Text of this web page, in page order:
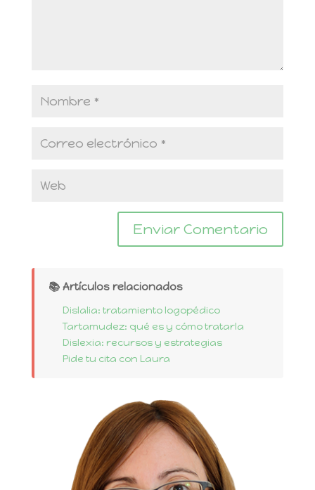
📚 Artículos relacionados
Dislalia: tratamiento logopédico
Tartamudez: qué es y cómo tratarla
Dislexia: recursos y estrategias
Pide tu cita con Laura